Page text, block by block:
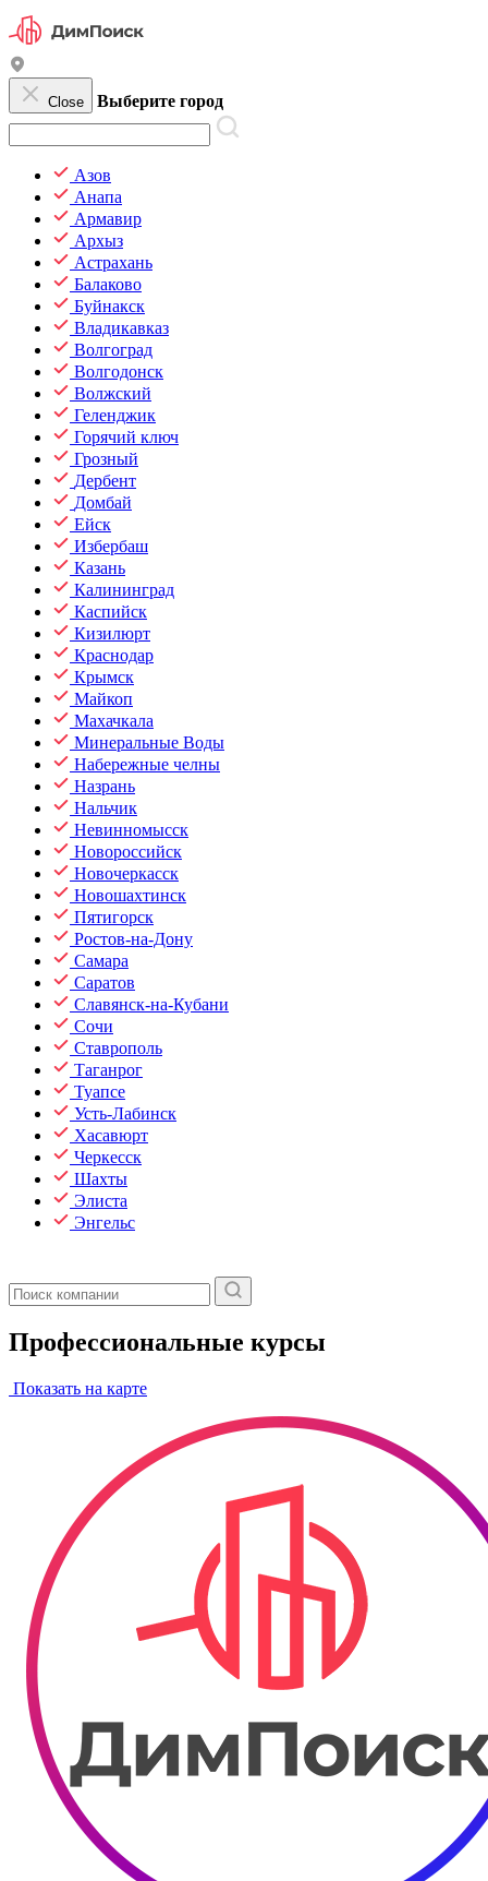
Close Выберите город
Азов
Анапа
Армавир
Архыз
Астрахань
Балаково
Буйнакск
Владикавказ
Волгоград
Волгодонск
Волжский
Геленджик
Горячий ключ
Грозный
Дербент
Домбай
Ейск
Избербаш
Казань
Калининград
Каспийск
Кизилюрт
Краснодар
Крымск
Майкоп
Махачкала
Минеральные Воды
Набережные челны
Назрань
Нальчик
Невинномысск
Новороссийск
Новочеркасск
Новошахтинск
Пятигорск
Ростов-на-Дону
Самара
Саратов
Славянск-на-Кубани
Сочи
Ставрополь
Таганрог
Туапсе
Усть-Лабинск
Хасавюрт
Черкесск
Шахты
Элиста
Энгельс
Профессиональные курсы
Показать на карте